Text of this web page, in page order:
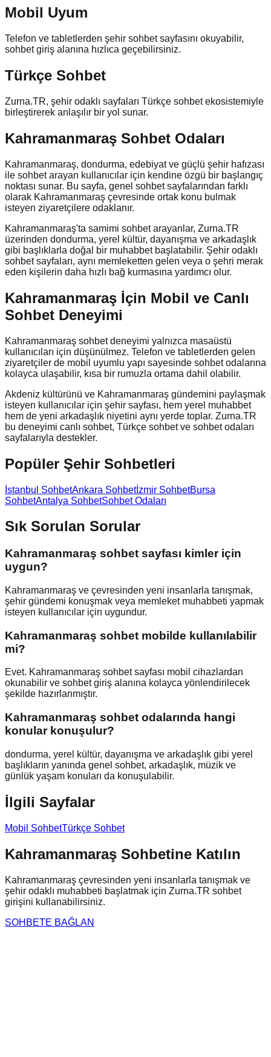
Mobil Uyum
Telefon ve tabletlerden şehir sohbet sayfasını okuyabilir,
sohbet giriş alanına hızlıca geçebilirsiniz.
Türkçe Sohbet
Zurna.TR, şehir odaklı sayfaları Türkçe sohbet ekosistemiyle
birleştirerek anlaşılır bir yol sunar.
Kahramanmaraş Sohbet Odaları
Kahramanmaraş, dondurma, edebiyat ve güçlü şehir hafızası
ile sohbet arayan kullanıcılar için kendine özgü bir başlangıç
noktası sunar. Bu sayfa, genel sohbet sayfalarından farklı
olarak Kahramanmaraş çevresinde ortak konu bulmak
isteyen ziyaretçilere odaklanır.
Kahramanmaraş'ta samimi sohbet arayanlar, Zurna.TR
üzerinden dondurma, yerel kültür, dayanışma ve arkadaşlık
gibi başlıklarla doğal bir muhabbet başlatabilir. Şehir odaklı
sohbet sayfaları, aynı memleketten gelen veya o şehri merak
eden kişilerin daha hızlı bağ kurmasına yardımcı olur.
Kahramanmaraş İçin Mobil ve Canlı
Sohbet Deneyimi
Kahramanmaraş sohbet deneyimi yalnızca masaüstü
kullanıcıları için düşünülmez. Telefon ve tabletlerden gelen
ziyaretçiler de mobil uyumlu yapı sayesinde sohbet odalarına
kolayca ulaşabilir, kısa bir rumuzla ortama dahil olabilir.
Akdeniz kültürünü ve Kahramanmaraş gündemini paylaşmak
isteyen kullanıcılar için şehir sayfası, hem yerel muhabbet
hem de yeni arkadaşlık niyetini aynı yerde toplar. Zurna.TR
bu deneyimi canlı sohbet, Türkçe sohbet ve sohbet odaları
sayfalarıyla destekler.
Popüler Şehir Sohbetleri
İstanbul SohbetAnkara Sohbetİzmir SohbetBursa
SohbetAntalya SohbetSohbet Odaları
Sık Sorulan Sorular
Kahramanmaraş sohbet sayfası kimler için
uygun?
Kahramanmaraş ve çevresinden yeni insanlarla tanışmak,
şehir gündemi konuşmak veya memleket muhabbeti yapmak
isteyen kullanıcılar için uygundur.
Kahramanmaraş sohbet mobilde kullanılabilir
mi?
Evet. Kahramanmaraş sohbet sayfası mobil cihazlardan
okunabilir ve sohbet giriş alanına kolayca yönlendirilecek
şekilde hazırlanmıştır.
Kahramanmaraş sohbet odalarında hangi
konular konuşulur?
dondurma, yerel kültür, dayanışma ve arkadaşlık gibi yerel
başlıkların yanında genel sohbet, arkadaşlık, müzik ve
günlük yaşam konuları da konuşulabilir.
İlgili Sayfalar
Mobil SohbetTürkçe Sohbet
Kahramanmaraş Sohbetine Katılın
Kahramanmaraş çevresinden yeni insanlarla tanışmak ve
şehir odaklı muhabbeti başlatmak için Zurna.TR sohbet
girişini kullanabilirsiniz.
SOHBETE BAĞLAN